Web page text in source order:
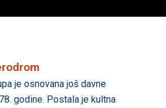
je osnovana još davne
godine. Postala je kultna